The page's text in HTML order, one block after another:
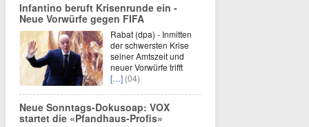
Infantino beruft Krisenrunde ein -
Neue Vorwürfe gegen FIFA
Rabat (dpa) - Inmitten
der schwersten Krise
seiner Amtszeit und
neuer Vorwürfe trifft
[…] (04)
Neue Sonntags-Dokusoap: VOX
startet die «Pfandhaus-Profis»